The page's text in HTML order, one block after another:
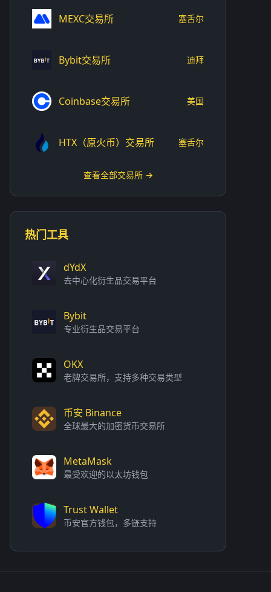
MEXC交易所 塞舌尔
Bybit交易所 迪拜
Coinbase交易所 美国
HTX（原火币）交易所 塞舌尔
查看全部交易所 →
热门工具
dYdX
去中心化衍生品交易平台
Bybit
专业衍生品交易平台
OKX
老牌交易所，支持多种交易类型
币安 Binance
全球最大的加密货币交易所
MetaMask
最受欢迎的以太坊钱包
Trust Wallet
币安官方钱包，多链支持